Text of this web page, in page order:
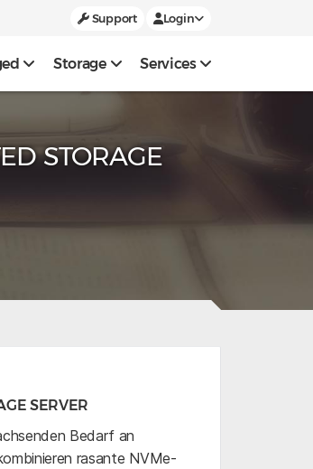
Support Login
Storage Services
STORAGE
SERVER
Bedarf an
rasante NVMe-